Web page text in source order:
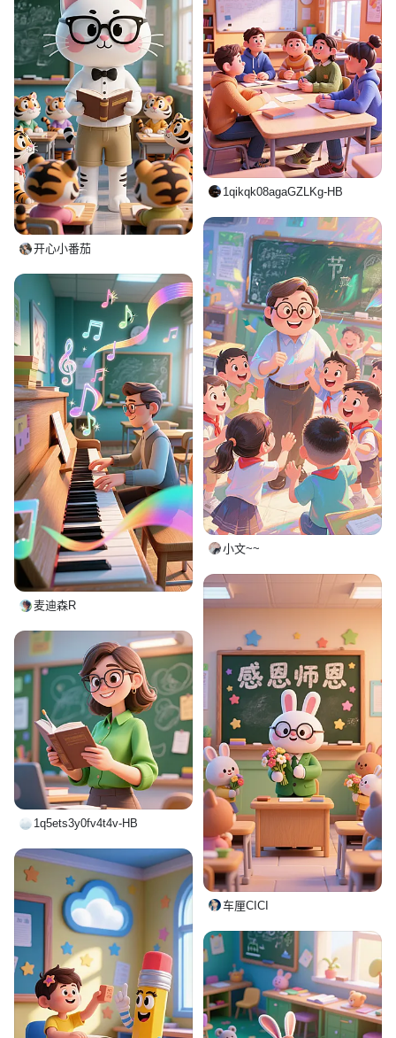
开心小番茄
1qikqk08agaGZLKg-HB
小文~~
麦迪森R
车厘CICI
1q5ets3y0fv4t4v-HB